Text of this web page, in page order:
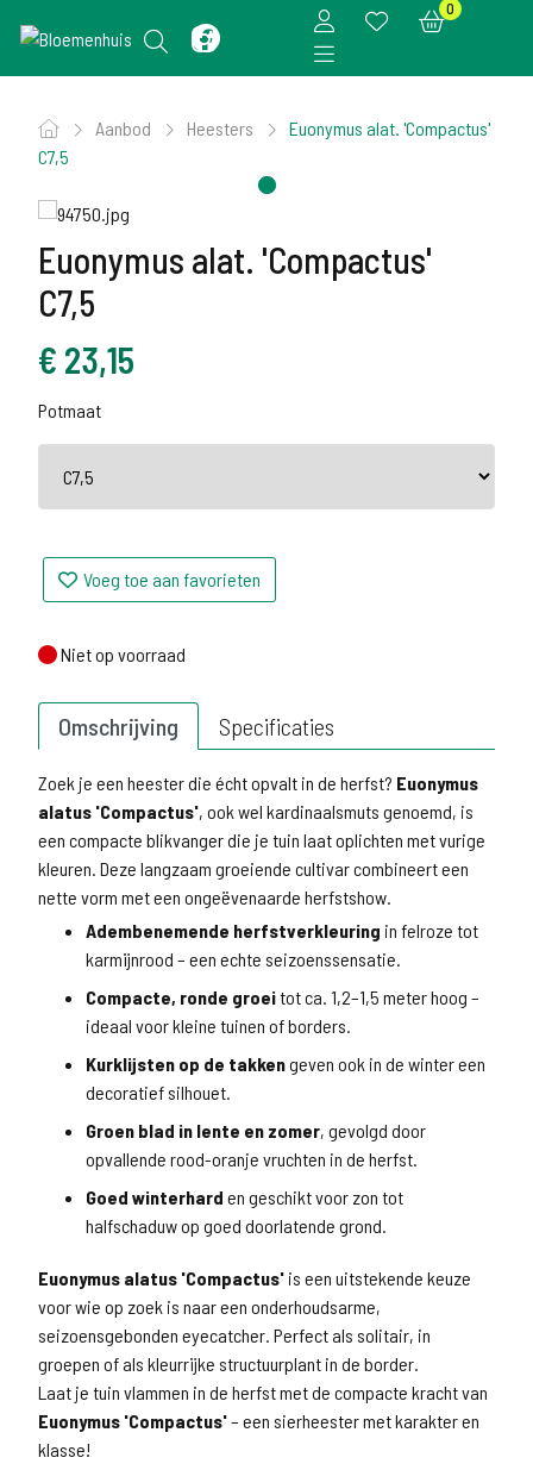
0
Aanbod Heesters
Euonymus alat. 'Compactus'
C7,5
Euonymus alat. 'Compactus'
C7,5
€ 23,15
Potmaat
Voeg toe aan favorieten
Niet op voorraad
Niet op voorraad
Omschrijving Specificaties
Zoek je een heester die écht opvalt in de herfst? Euonymus
alatus 'Compactus', ook wel kardinaalsmuts genoemd, is
een compacte blikvanger die je tuin laat oplichten met vurige
kleuren. Deze langzaam groeiende cultivar combineert een
nette vorm met een ongeëvenaarde herfstshow.
Adembenemende herfstverkleuring in felroze tot
karmijnrood – een echte seizoenssensatie.
Compacte, ronde groeitot ca. 1,2–1,5 meter hoog –
ideaal voor kleine tuinen of borders.
Kurklijsten op de takkengeven ook in de winter een
decoratief silhouet.
Groen blad in lente en zomer, gevolgd door
opvallende rood-oranje vruchten in de herfst.
Goed winterhard en geschikt voor zon tot
halfschaduw op goed doorlatende grond.
Euonymus alatus 'Compactus' is een uitstekende keuze
voor wie op zoek is naar een onderhoudsarme,
seizoensgebonden eyecatcher. Perfect als solitair, in
groepen of als kleurrijke structuurplant in de border.
Laat je tuin vlammen in de herfst met de compacte kracht van
Euonymus 'Compactus'– een sierheester met karakter en
klasse!